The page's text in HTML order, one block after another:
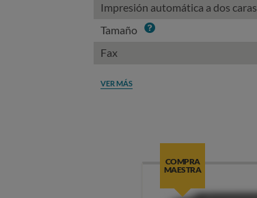
Impresión automática a dos caras
Tamaño Info
Fax
VER MÁS
COMPRA
MAESTRA